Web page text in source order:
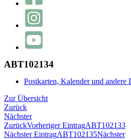
ABT102134
Postkarten, Kalender und andere
Zur Übersicht
Zurück
Nächster
ZurückVorheriger EintragABT102133
Nächster EintragABT102135Nächster